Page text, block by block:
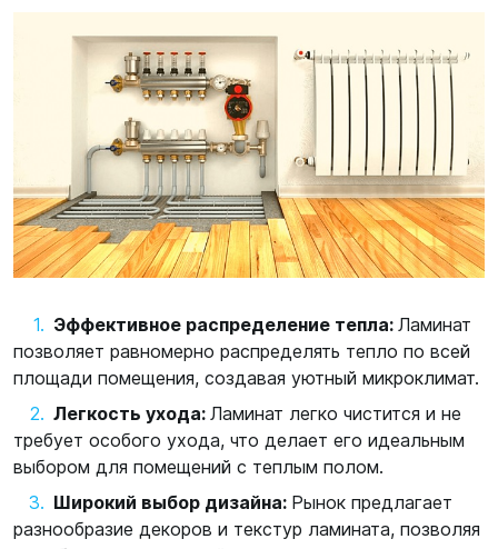
Эффективное распределение тепла: Ламинат
позволяет равномерно распределять тепло по всей
площади помещения, создавая уютный микроклимат.
Легкость ухода: Ламинат легко чистится и не
требует особого ухода, что делает его идеальным
выбором для помещений с теплым полом.
Широкий выбор дизайна: Рынок предлагает
разнообразие декоров и текстур ламината, позволяя